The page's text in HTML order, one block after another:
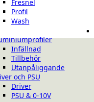
Fresnel
Profil
Wash
Infällnad
Tillbehör
Utanpåliggande
och PSU
Driver
PSU & 0-10V